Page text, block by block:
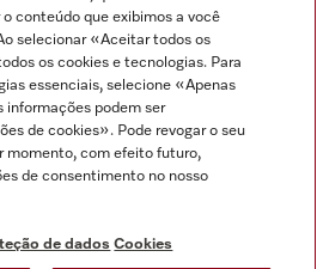
conteúdo que exibimos a você
selecionar «Aceitar todos os
os cookies e tecnologias. Para
essenciais, selecione «Apenas
informações podem ser
de cookies». Pode revogar o seu
momento, com efeito futuro,
de consentimento no nosso
de dados Cookies